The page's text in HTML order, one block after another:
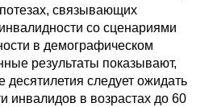
связывающих
со сценариями
в демографическом
результаты показывают,
десятилетия следует ожидать
инвалидов в возрастах до 60